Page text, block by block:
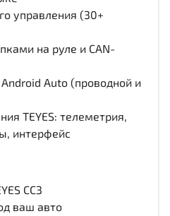
управления (30+
на руле и CAN-
Auto (проводной и
TEYES: телеметрия,
интерфейс
CC3
ваш авто